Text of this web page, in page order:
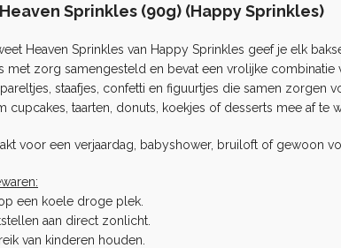
Sprinkles (90g) (Happy Sprinkles)
Heaven Sprinkles van Happy Sprinkles geef je elk
met zorg samengesteld en bevat een vrolijke combinatie
pareltjes, staafjes, confetti en figuurtjes die samen zorgen
cupcakes, taarten, donuts, koekjes of desserts mee af te
voor een verjaardag, babyshower, bruiloft of gewoon
een koele droge plek.
aan direct zonlicht.
van kinderen houden.